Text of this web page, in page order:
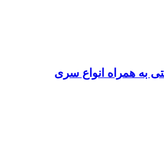
به همراه انواع سری